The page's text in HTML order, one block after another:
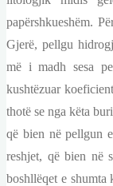
papërshkueshëm.
Gjerë, pellgu
më i madh sesa
kushtëzuar
thotë se nga këta
që bien në pellgun
reshjet, që bien në
boshllëqet e